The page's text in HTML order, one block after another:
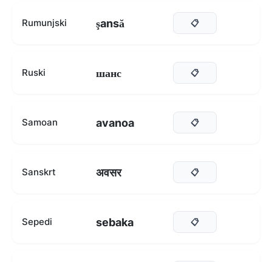
Rumunjski şansă 📋
Ruski шанс 📋
Samoan avanoa 📋
Sanskrt अवसर 📋
Sepedi sebaka 📋